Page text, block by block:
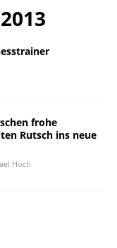
frohe
Rutsch ins neue
Hoch